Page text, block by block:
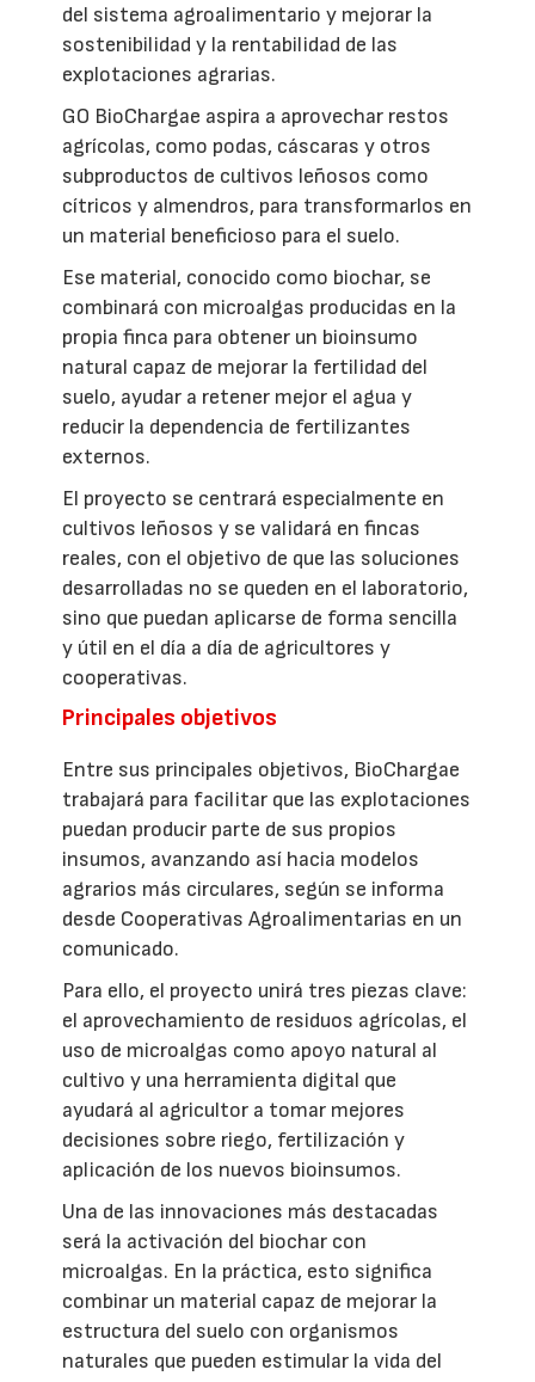
del sistema agroalimentario y mejorar la
sostenibilidad y la rentabilidad de las
explotaciones agrarias.
GO BioChargae aspira a aprovechar restos
agrícolas, como podas, cáscaras y otros
subproductos de cultivos leñosos como
cítricos y almendros, para transformarlos en
un material beneficioso para el suelo.
Ese material, conocido como biochar, se
combinará con microalgas producidas en la
propia finca para obtener un bioinsumo
natural capaz de mejorar la fertilidad del
suelo, ayudar a retener mejor el agua y
reducir la dependencia de fertilizantes
externos.
El proyecto se centrará especialmente en
cultivos leñosos y se validará en fincas
reales, con el objetivo de que las soluciones
desarrolladas no se queden en el laboratorio,
sino que puedan aplicarse de forma sencilla
y útil en el día a día de agricultores y
cooperativas.
Principales objetivos
Entre sus principales objetivos, BioChargae
trabajará para facilitar que las explotaciones
puedan producir parte de sus propios
insumos, avanzando así hacia modelos
agrarios más circulares, según se informa
desde Cooperativas Agroalimentarias en un
comunicado.
Para ello, el proyecto unirá tres piezas clave:
el aprovechamiento de residuos agrícolas, el
uso de microalgas como apoyo natural al
cultivo y una herramienta digital que
ayudará al agricultor a tomar mejores
decisiones sobre riego, fertilización y
aplicación de los nuevos bioinsumos.
Una de las innovaciones más destacadas
será la activación del biochar con
microalgas. En la práctica, esto significa
combinar un material capaz de mejorar la
estructura del suelo con organismos
naturales que pueden estimular la vida del